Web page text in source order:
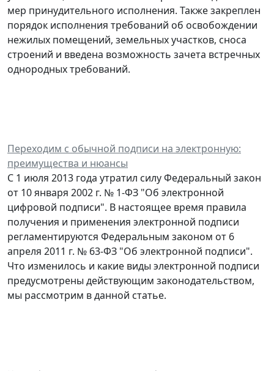
мер принудительного исполнения. Также закреплен
порядок исполнения требований об освобождении
нежилых помещений, земельных участков, сноса
строений и введена возможность зачета встречных
однородных требований.
Переходим с обычной подписи на электронную:
преимущества и нюансы
С 1 июля 2013 года утратил силу Федеральный закон
от 10 января 2002 г. № 1-ФЗ "Об электронной
цифровой подписи". В настоящее время правила
получения и применения электронной подписи
регламентируются Федеральным законом от 6
апреля 2011 г. № 63-ФЗ "Об электронной подписи".
Что изменилось и какие виды электронной подписи
предусмотрены действующим законодательством,
мы рассмотрим в данной статье.